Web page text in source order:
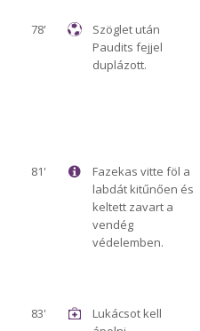
78'
Szöglet után
Paudits fejjel
duplázott.
81'
Fazekas vitte föl a
labdát kitűnően és
keltett zavart a
vendég
védelemben.
83'
Lukácsot kell